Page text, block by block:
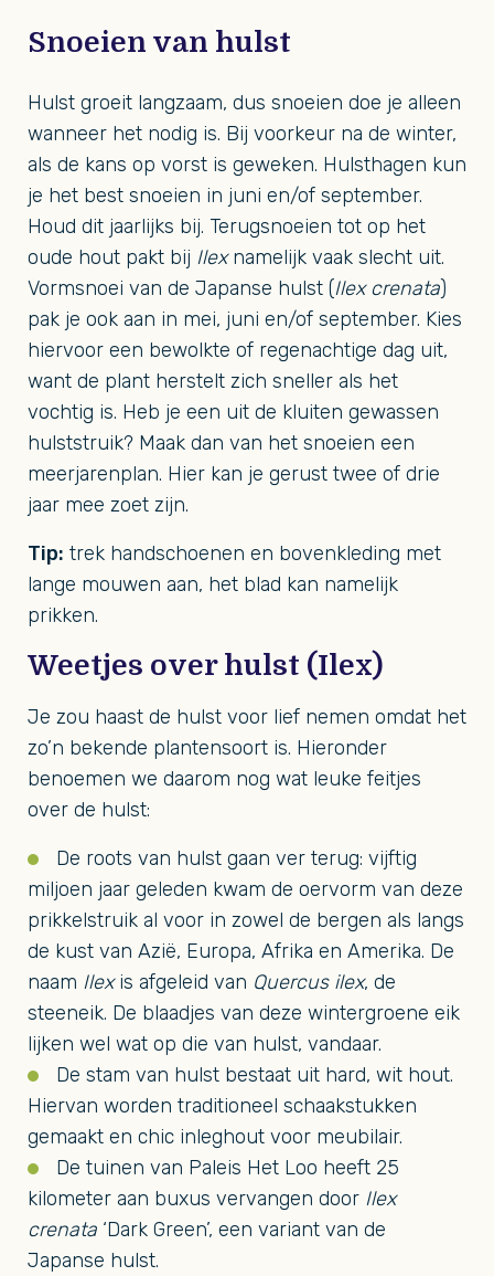
Snoeien van hulst
Hulst groeit langzaam, dus snoeien doe je alleen
wanneer het nodig is. Bij voorkeur na de winter,
als de kans op vorst is geweken. Hulsthagen kun
je het best snoeien in juni en/of september.
Houd dit jaarlijks bij. Terugsnoeien tot op het
oude hout pakt bij Ilexnamelijk vaak slecht uit.
Vormsnoei van de Japanse hulst (Ilex crenata)
pak je ook aan in mei, juni en/of september. Kies
hiervoor een bewolkte of regenachtige dag uit,
want de plant herstelt zich sneller als het
vochtig is. Heb je een uit de kluiten gewassen
hulststruik? Maak dan van het snoeien een
meerjarenplan. Hier kan je gerust twee of drie
jaar mee zoet zijn.
Tip: trek handschoenen en bovenkleding met
lange mouwen aan, het blad kan namelijk
prikken.
Weetjes over hulst (Ilex)
Je zou haast de hulst voor lief nemen omdat het
zo’n bekende plantensoort is. Hieronder
benoemen we daarom nog wat leuke feitjes
over de hulst:
De roots van hulst gaan ver terug: vijftig
miljoen jaar geleden kwam de oervorm van deze
prikkelstruik al voor in zowel de bergen als langs
de kust van Azië, Europa, Afrika en Amerika. De
naam Ilexis afgeleid van Quercus ilex, de
steeneik. De blaadjes van deze wintergroene eik
lijken wel wat op die van hulst, vandaar.
De stam van hulst bestaat uit hard, wit hout.
Hiervan worden traditioneel schaakstukken
gemaakt en chic inleghout voor meubilair.
De tuinen van Paleis Het Loo heeft 25
kilometer aan buxus vervangen door Ilex
crenata ‘Dark Green’, een variant van de
Japanse hulst.